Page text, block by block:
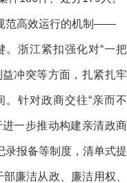
范高效运行的机制——
浙江紧扣强化对“一把
冲突等方面，扎紧扎牢
针对政商交往“亲而不
一步推动构建亲清政商
录报备等制度，清单式提
廉洁从政、廉洁用权、